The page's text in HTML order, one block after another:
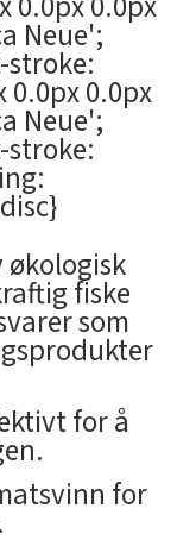
Neue';
stroke:
0.0px 0.0px
Neue';
stroke:
fiske
som
for å
for